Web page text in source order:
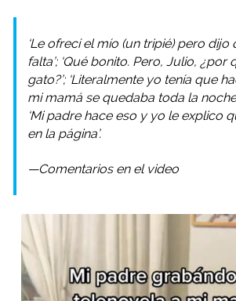
‘Le ofrecí el mío (un tripié) pero dijo
falta’; ‘Qué bonito. Pero, Julio, ¿por
gato?’; ‘Literalmente yo tenía que
mi mamá se quedaba toda la
‘Mi padre hace eso y yo le explico
en la página’.
—Comentarios en el video